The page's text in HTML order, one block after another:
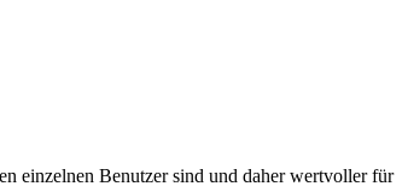
einzelnen Benutzer sind und daher wertvoller für